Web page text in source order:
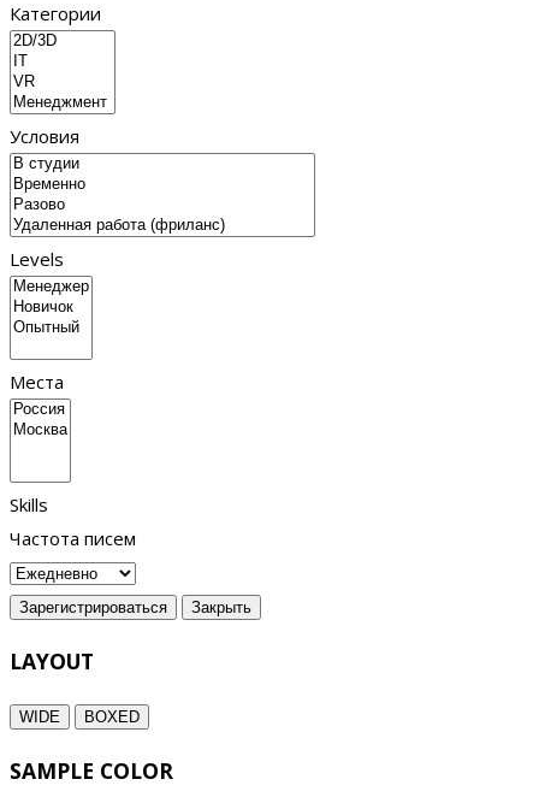
Категории
Условия
Levels
Места
Skills
Частота писем
Зарегистрироваться Закрыть
LAYOUT
WIDE BOXED
SAMPLE COLOR